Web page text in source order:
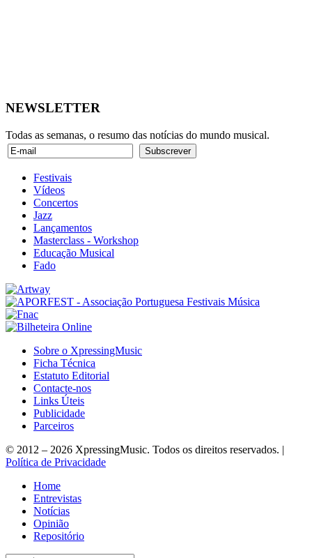
NEWSLETTER
Todas as semanas, o resumo das notícias do mundo musical.
Festivais
Vídeos
Concertos
Jazz
Lançamentos
Masterclass - Workshop
Educação Musical
Fado
Sobre o XpressingMusic
Ficha Técnica
Estatuto Editorial
Contacte-nos
Links Úteis
Publicidade
Parceiros
© 2012 – 2026 XpressingMusic. Todos os direitos reservados. |
Política de Privacidade
Home
Entrevistas
Notícias
Opinião
Repositório